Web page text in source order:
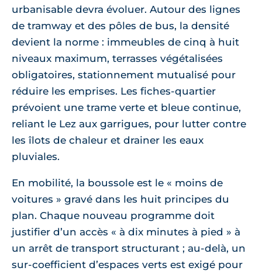
urbanisable devra évoluer. Autour des lignes
de tramway et des pôles de bus, la densité
devient la norme : immeubles de cinq à huit
niveaux maximum, terrasses végétalisées
obligatoires, stationnement mutualisé pour
réduire les emprises. Les fiches-quartier
prévoient une trame verte et bleue continue,
reliant le Lez aux garrigues, pour lutter contre
les îlots de chaleur et drainer les eaux
pluviales.
En mobilité, la boussole est le « moins de
voitures » gravé dans les huit principes du
plan. Chaque nouveau programme doit
justifier d’un accès « à dix minutes à pied » à
un arrêt de transport structurant ; au-delà, un
sur-coefficient d’espaces verts est exigé pour